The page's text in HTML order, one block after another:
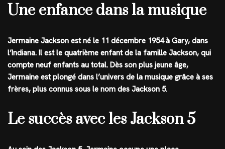
Une enfance dans la musique
Jermaine Jackson est né le 11 décembre 1954 à Gary, dans
l’Indiana. Il est le quatrième enfant de la famille Jackson, qui
compte neuf enfants au total. Dès son plus jeune âge,
Jermaine est plongé dans l’univers de la musique grâce à ses
frères, plus connus sous le nom des Jackson 5.
Le succès avec les Jackson 5